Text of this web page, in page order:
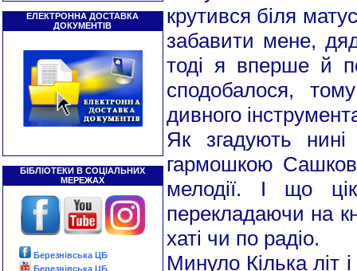
ЕЛЕКТРОННА ДОСТАВКА
ДОКУМЕНТІВ
БІБЛІОТЕКИ В СОЦІАЛЬНИХ
МЕРЕЖАХ
Березнівська ЦБ
Березнівська ЦБ
крутився біля
забавити мене,
тоді я вперше й
сподобалося,
дивного
Як згадують
гармошкою
мелодії. І що
перекладаючи на
хаті чи по радіо.
Минуло Кілька літ